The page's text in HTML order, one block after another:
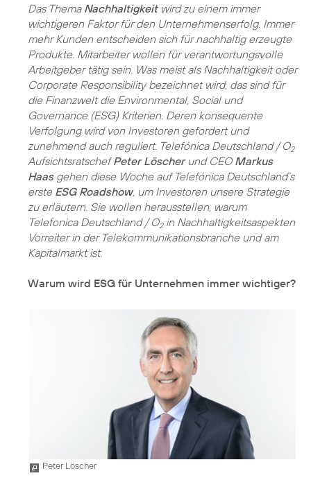
Das Thema Nachhaltigkeitwird zu einem immer
wichtigeren Faktor für den Unternehmenserfolg. Immer
mehr Kunden entscheiden sich für nachhaltig erzeugte
Produkte. Mitarbeiter wollen für verantwortungsvolle
Arbeitgeber tätig sein. Was meist als Nachhaltigkeit oder
Corporate Responsibility bezeichnet wird, das sind für
die Finanzwelt die Environmental, Social und
Governance (ESG) Kriterien. Deren konsequente
Verfolgung wird von Investoren gefordert und
zunehmend auch reguliert. Telefónica Deutschland / O2
AufsichtsratschefPeter Löscherund CEO Markus
Haasgehen diese Woche auf Telefónica Deutschland’s
erste ESG Roadshow, um Investoren unsere Strategie
zu erläutern. Sie wollen herausstellen, warum
Telefonica Deutschland / O2in Nachhaltigkeitsaspekten
Vorreiter in der Telekommunikationsbranche und am
Kapitalmarkt ist.
Warum wird ESG für Unternehmen immer wichtiger?
Peter Löscher